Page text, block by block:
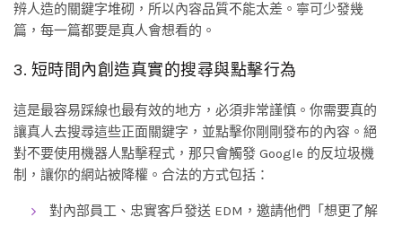
辨人造的關鍵字堆砌，所以內容品質不能太差。寧可少發幾
篇，每一篇都要是真人會想看的。
3. 短時間內創造真實的搜尋與點擊行為
這是最容易踩線也最有效的地方，必須非常謹慎。你需要真的
讓真人去搜尋這些正面關鍵字，並點擊你剛剛發布的內容。絕
對不要使用機器人點擊程式，那只會觸發 Google 的反垃圾機
制，讓你的網站被降權。合法的方式包括：
對內部員工、忠實客戶發送 EDM，邀請他們「想更了解